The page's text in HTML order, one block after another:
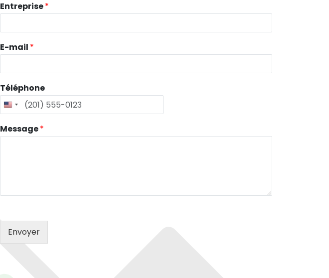
Entreprise*
E-mail *
Téléphone
Message*
Envoyer